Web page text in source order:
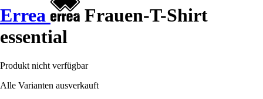
Errea
Frauen-T-Shirt
essential
Produkt nicht verfügbar
Alle Varianten ausverkauft